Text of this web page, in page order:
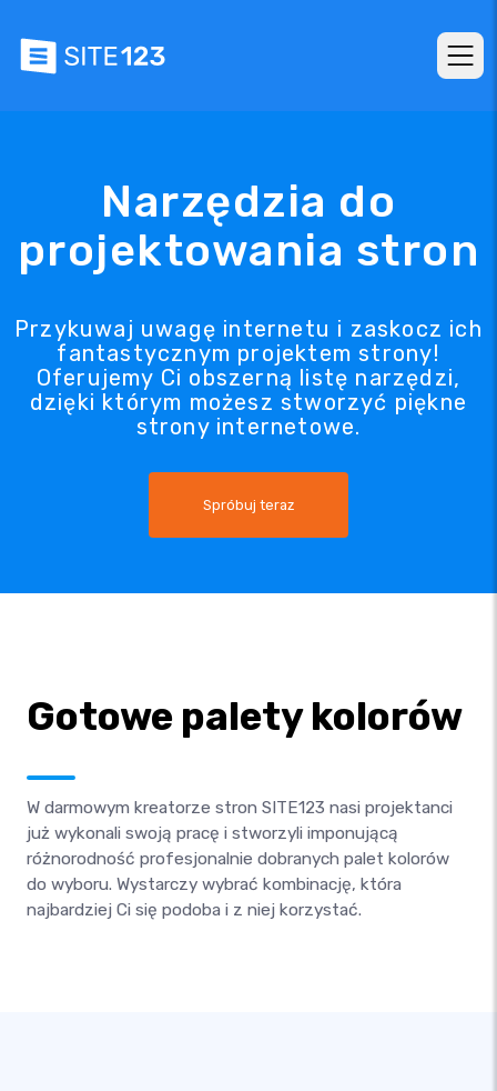
Narzędzia do
projektowania stron
Przykuwaj uwagę internetu i zaskocz ich
fantastycznym projektem strony!
Oferujemy Ci obszerną listę narzędzi,
dzięki którym możesz stworzyć piękne
strony internetowe.
Spróbuj teraz
Gotowe palety kolorów
W darmowym kreatorze stron SITE123 nasi projektanci
już wykonali swoją pracę i stworzyli imponującą
różnorodność profesjonalnie dobranych palet kolorów
do wyboru. Wystarczy wybrać kombinację, która
najbardziej Ci się podoba i z niej korzystać.